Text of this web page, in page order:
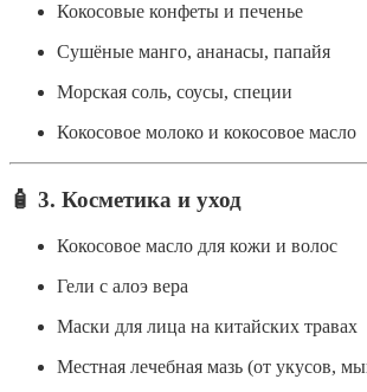
Кокосовые конфеты и печенье
Сушёные манго, ананасы, папайя
Морская соль, соусы, специи
Кокосовое молоко и кокосовое масло
🧴 3. Косметика и уход
Кокосовое масло для кожи и волос
Гели с алоэ вера
Маски для лица на китайских травах
Местная лечебная мазь (от укусов,